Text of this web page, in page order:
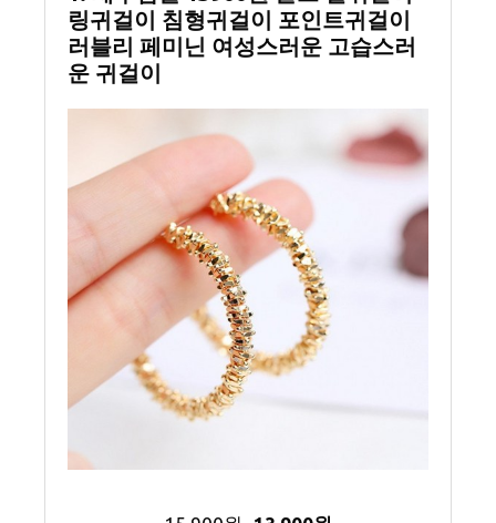
링귀걸이 침형귀걸이 포인트귀걸이
러블리 페미닌 여성스러운 고습스러
운 귀걸이